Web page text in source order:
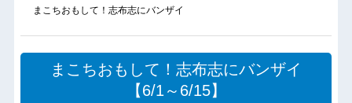
まこちおもして！志布志にバンザイ
まこちおもして！志布志にバンザイ
【6/1～6/15】